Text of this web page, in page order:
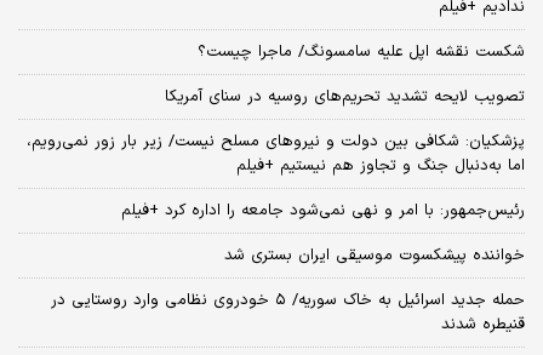
ندادیم +فیلم
شکست نقشه اپل علیه سامسونگ/ ماجرا چیست؟
تصویب لایحه تشدید تحریم‌های روسیه در سنای آمریکا
پزشکیان: شکافی بین دولت و نیروهای مسلح نیست/ زیر بار زور نمی‌رویم،
اما به‌دنبال جنگ و تجاوز هم نیستیم +فیلم
رئیس‌جمهور: با امر و نهی نمی‌شود جامعه را اداره کرد +فیلم
خواننده پیشکسوت موسیقی ایران بستری شد
حمله جدید اسرائیل به خاک سوریه/ ۵ خودروی نظامی وارد روستایی در
قنیطره شدند